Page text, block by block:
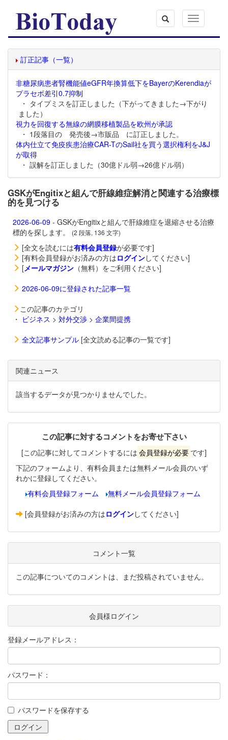
Toggle
navigation
訂正記事（一覧）
非糖尿病患者腎機能値eGFR年換算低下をBayerのKerendiaが
プラセボ差引0.7抑制
・ タイプミスを訂正しました（下がってきました→下がり
ました）
視力を回復する無線の網膜移植製品を欧州が承認
・ 1段落目の 発売後→市販品 に訂正しました。
体内仕立て免疫疾患治療CAR-TのSail社を買う選択権利をJ&J
が取得
・ 誤解を訂正しました（30億ドル弱→26億ドル弱）
GSKがEngitixと組んで肝線維症解消と関連する治療標
的を見つける
2026-06-09 - GSKがEngitixと組んで肝線維症を退縮させる治療
標的を探します。
(2 段落, 136 文字)
[全文を読むには有料会員登録が必要です]
[有料会員登録がお済みの方はログインしてください]
[メールマガジン （無料）をご利用ください]
2026-06-09に登録された記事一覧
この記事のカテゴリ
・ ビジネス > 対外交渉 > 企業間提携
全文記事サンプル [全文読める記事の一覧です]
関連ニュース
該当するデータが見つかりませんでした。
この記事に対するコメントをお寄せ下さい
[この記事に対してコメントするには 会員登録が必要 です]
下記のフォームより、有料会員または無料メール会員のいず
れかに登録してください。
有料会員登録フォーム
無料メール会員登録フォーム
[会員登録がお済みの方はログインしてください]
コメント一覧
この記事についてのコメントは、まだ投稿されていません。
会員様ログイン
登録メールアドレス：
パスワード：
パスワードを保存する